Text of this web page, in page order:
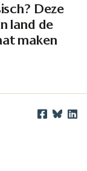
Deze
land de
maken